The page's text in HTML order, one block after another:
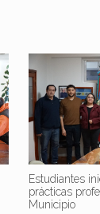
Estudiantes
prácticas
Municipio